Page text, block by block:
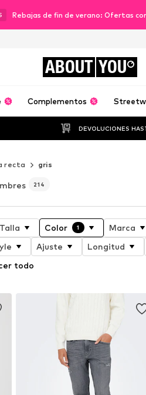
Rebajas de fin de verano: Ofertas
ABOUT YOU
Complementos
DEVOLUCIONES
recta gris
214
Talla Color 1 Marca
Ajuste Longitud
todo